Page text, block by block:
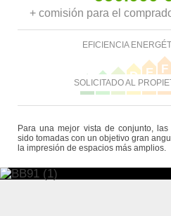
+ comisión para el
EFICIENCIA
A B C D E F
SOLICITADO AL
Para una mejor vista de conjunto,
sido tomadas con un objetivo gran
la impresión de espacios más amplios.